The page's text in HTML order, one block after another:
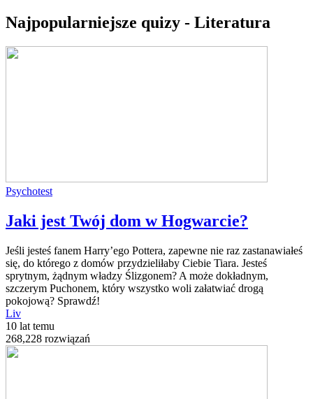
Najpopularniejsze quizy - Literatura
Psychotest
Jaki jest Twój dom w Hogwarcie?
Jeśli jesteś fanem Harry’ego Pottera, zapewne nie raz zastanawiałeś
się, do którego z domów przydzieliłaby Ciebie Tiara. Jesteś
sprytnym, żądnym władzy Ślizgonem? A może dokładnym,
szczerym Puchonem, który wszystko woli załatwiać drogą
pokojową? Sprawdź!
Liv
10 lat temu
268,228 rozwiązań